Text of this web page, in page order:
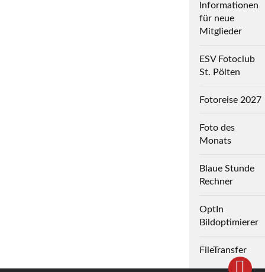
Informationen
für neue
Mitglieder
ESV Fotoclub
St. Pölten
Fotoreise 2027
Foto des
Monats
Blaue Stunde
Rechner
OptIn
Bildoptimierer
FileTransfer